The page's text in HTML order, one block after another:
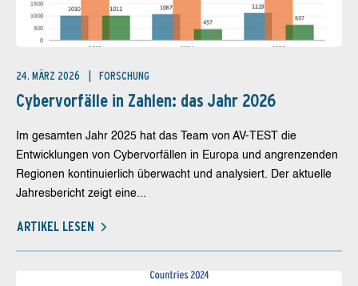
24. MÄRZ 2026 FORSCHUNG
Cybervorfälle in Zahlen: das Jahr 2026
Im gesamten Jahr 2025 hat das Team von AV-TEST die
Entwicklungen von Cybervorfällen in Europa und angrenzenden
Regionen kontinuierlich überwacht und analysiert. Der aktuelle
Jahresbericht zeigt eine...
ARTIKEL LESEN